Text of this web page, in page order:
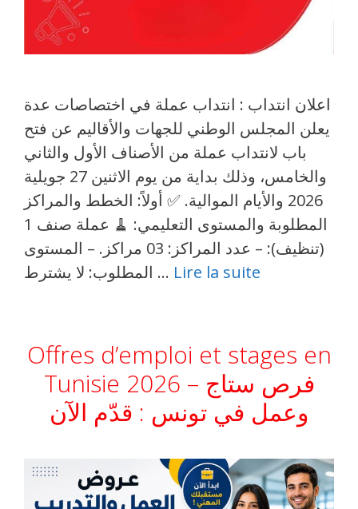
اعلان انتداب : انتداب عملة في اختصاصات عدة
يعلن المجلس الوطني للجهات والأقاليم عن فتح
باب لانتداب عملة من الأصناف الأول والثاني
والخامس، وذلك بداية من يوم الاثنين 27 جويلية
2026 والأيام الموالية. ✅ أولاً: الخطط والمراكز
المطلوبة والمستوى التعليمي: 🧹 عملة صنف 1
(تنظيف): – عدد المراكز: 03 مراكز. – المستوى
المطلوب: لا يشترط … Lire la suite
Offres d’emploi et stages en
Tunisie 2026 – فرص ستاج
وعمل في تونس : قدّم الآن